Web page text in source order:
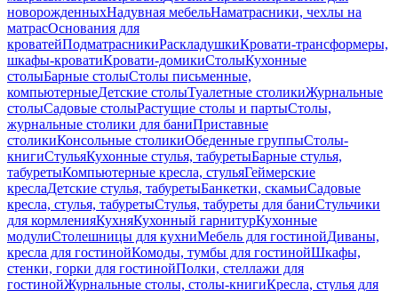
новорожденныхНадувная мебельНаматрасники, чехлы на
матрасОснования для
кроватейПодматрасникиРаскладушкиКровати-трансформеры,
шкафы-кроватиКровати-домикиСтолыКухонные
столыБарные столыСтолы письменные,
компьютерныеДетские столыТуалетные столикиЖурнальные
столыСадовые столыРастущие столы и партыСтолы,
журнальные столики для баниПриставные
столикиКонсольные столикиОбеденные группыСтолы-
книгиСтульяКухонные стулья, табуретыБарные стулья,
табуретыКомпьютерные кресла, стульяГеймерские
креслаДетские стулья, табуретыБанкетки, скамьиСадовые
кресла, стулья, табуретыСтулья, табуреты для баниСтульчики
для кормленияКухняКухонный гарнитурКухонные
модулиСтолешницы для кухниМебель для гостинойДиваны,
кресла для гостинойКомоды, тумбы для гостинойШкафы,
стенки, горки для гостинойПолки, стеллажи для
гостинойЖурнальные столы, столы-книгиКресла, стулья для